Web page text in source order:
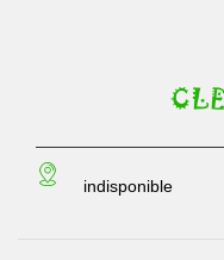
indisponible